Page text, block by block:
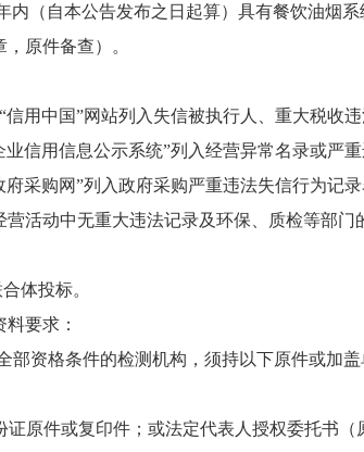
内（自本公告发布之日起算）具有餐饮油烟
，原件备查）。
“信用中国”网站列入失信被执行人、重大税收违
业信用信息公示系统”列入经营异常名录或严
府采购网”列入政府采购严重违法失信行为记录
营活动中无重大违法记录及环保、质检等部
体投标。
料要求：
部资格条件的检测机构，须持以下原件或加
证原件或复印件；或法定代表人授权委托书（